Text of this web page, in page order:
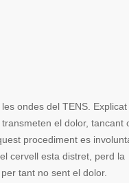
ondes del TENS. Explicat
el dolor, tancant
procediment es
cervell esta distret, perd la
tant no sent el dolor.